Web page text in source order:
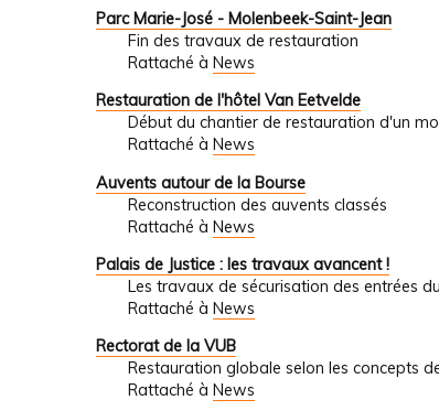
Parc Marie-José - Molenbeek-Saint-Jean
Fin des travaux de restauration
Rattaché à News
Restauration de l'hôtel Van Eetvelde
Début du chantier de restauration d'un
Rattaché à News
Auvents autour de la Bourse
Reconstruction des auvents classés
Rattaché à News
Palais de Justice : les travaux avancent !
Les travaux de sécurisation des entrées
Rattaché à News
Rectorat de la VUB
Restauration globale selon les concepts
Rattaché à News